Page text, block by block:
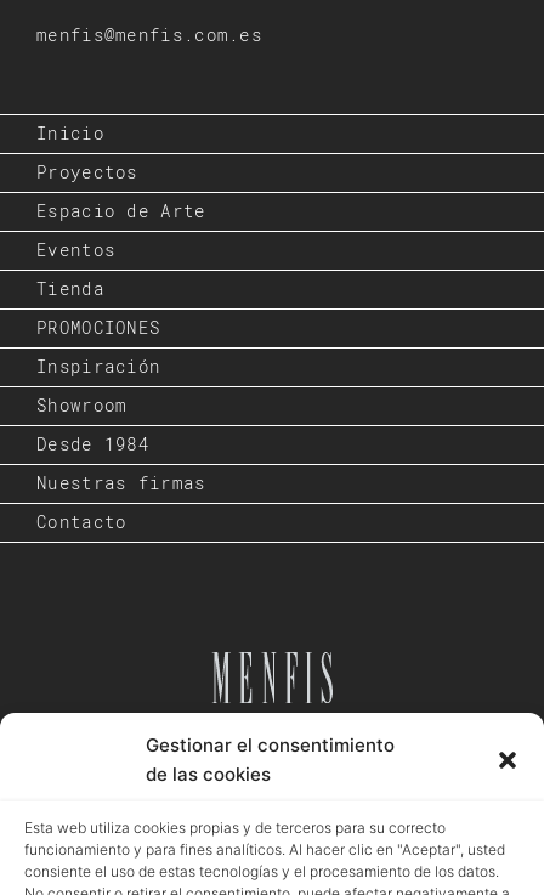
Gestionar el consentimiento
de las cookies
Esta web utiliza cookies propias y de terceros para su correcto
funcionamiento y para fines analíticos. Al hacer clic en "Aceptar", usted
consiente el uso de estas tecnologías y el procesamiento de los datos.
menfis@menfis.com.es
Inicio
Proyectos
Espacio de Arte
Eventos
Tienda
PROMOCIONES
Inspiración
Showroom
Desde 1984
Nuestras firmas
Contacto
Desde 1984
Aviso legal Política privacidad Política cookies